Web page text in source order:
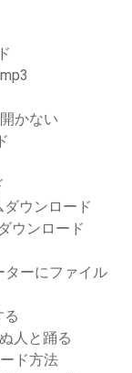
かない
ウンロード
ウンロード
ターにファイル
る
人と踊る
ド方法